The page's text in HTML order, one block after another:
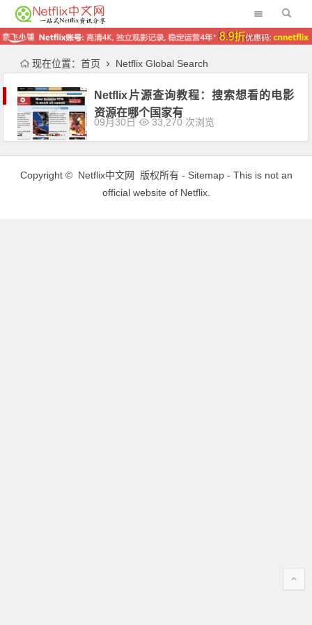
现在位置： 首页 Netflix Global Search
Netflix片源查询教程：搜索想看的电影
资源在哪个国家有
09月30日 33,270 次浏览
Copyright © Netflix中文网 版权所有 - Sitemap- This is not an
official website of Netflix.